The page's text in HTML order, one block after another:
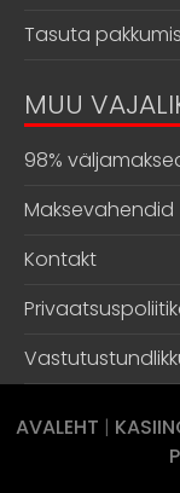
Tasuta
MUU
98%
Maksevahendid
Kontakt
AVALEHT |